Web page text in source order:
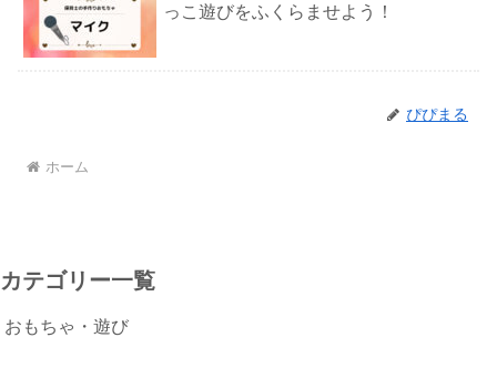
っこ遊びをふくらませよう！
ぴぴまる
ホーム
カテゴリー一覧
おもちゃ・遊び